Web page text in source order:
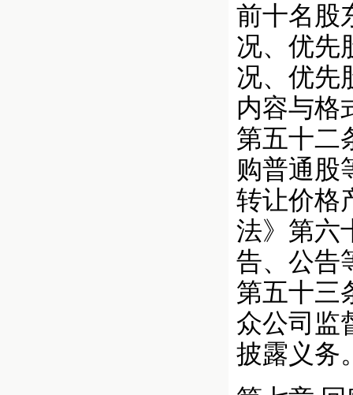
前十名股
况、优先
况、优先
内容与格
第五十二
购普通股
转让价格
法》第六
告、公告
第五十三
众公司监
披露义务